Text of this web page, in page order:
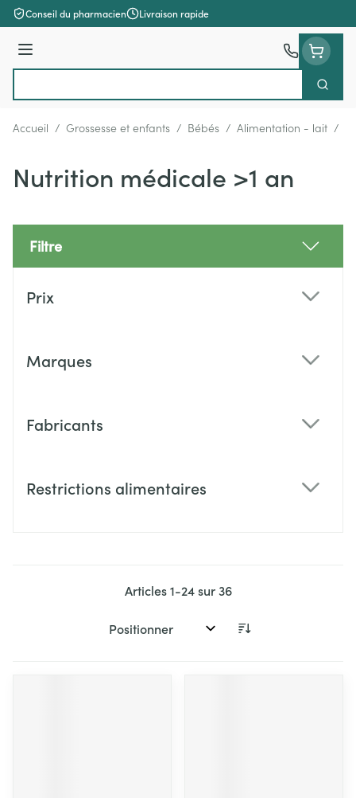
Aller au contenu
Conseil du pharmacien Livraison rapide
Menu
Accueil / Grossesse et enfants / Bébés / Alimentation - lait /
Nutrition médicale >1 an
Filtre
Prix
Marques
Fabricants
Restrictions alimentaires
Articles1-24sur36
Trier par: